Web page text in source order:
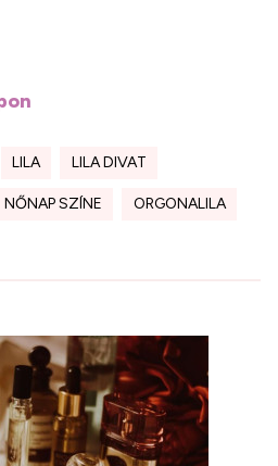
LILA LILA DIVAT
NŐNAP SZÍNE ORGONALILA